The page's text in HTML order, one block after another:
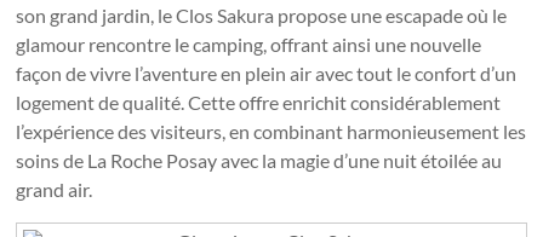
son grand jardin, le Clos Sakura propose une escapade où le
glamour rencontre le camping, offrant ainsi une nouvelle
façon de vivre l’aventure en plein air avec tout le confort d’un
logement de qualité. Cette offre enrichit considérablement
l’expérience des visiteurs, en combinant harmonieusement les
soins de La Roche Posay avec la magie d’une nuit étoilée au
grand air.